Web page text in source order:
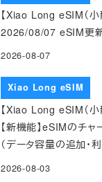
【Xiao Long eSIM（小
2026/08/07 eSIM更
2026-08-07
Xiao Long eSIM
【Xiao Long eSIM（小
【新機能】eSIMのチ
（データ容量の追加・
2026-08-03